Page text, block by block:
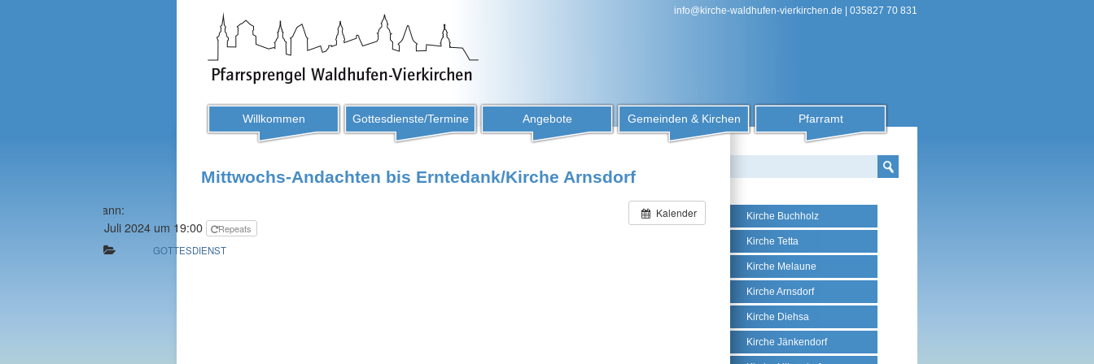
info@kirche-waldhufen-vierkirchen.de | 035827 70 831
Willkommen Gottesdienste/Termine Angebote Gemeinden & Kirchen Pfarramt
Kirche Buchholz
Kirche Tetta
Kirche Melaune
Kirche Arnsdorf
Kirche Diehsa
Kirche Jänkendorf
Mittwochs-Andachten bis Erntedank/Kirche Arnsdorf
Kalender
Wann:
3. Juli 2024 um 19:00
Repeats
GOTTESDIENST